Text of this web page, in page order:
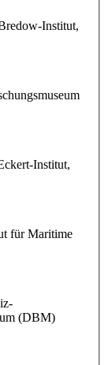
Institut,
Institut,
für Maritime
(DBM)